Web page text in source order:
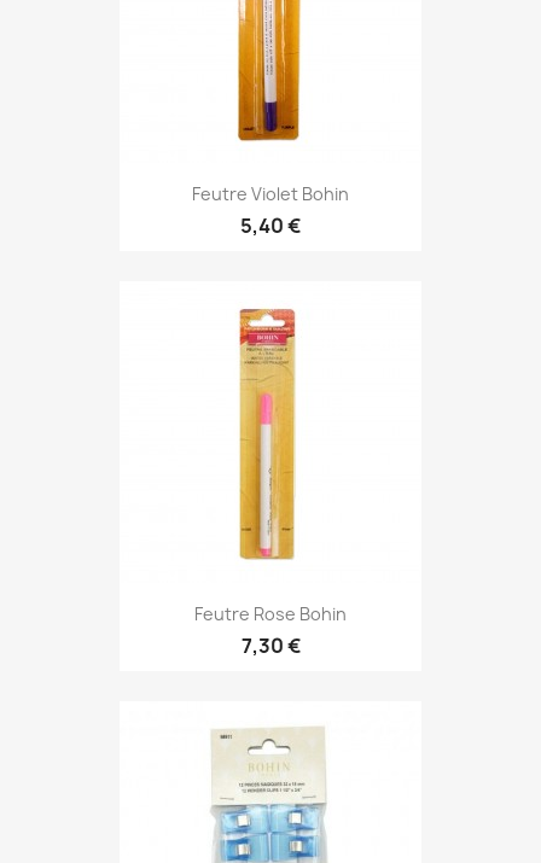
Feutre Violet Bohin
5,40 €
Feutre Rose Bohin
7,30 €